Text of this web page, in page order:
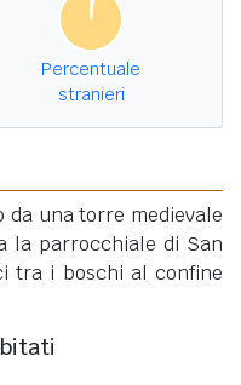
Percentuale
stranieri
da una torre medievale
la parrocchiale di San
tra i boschi al confine